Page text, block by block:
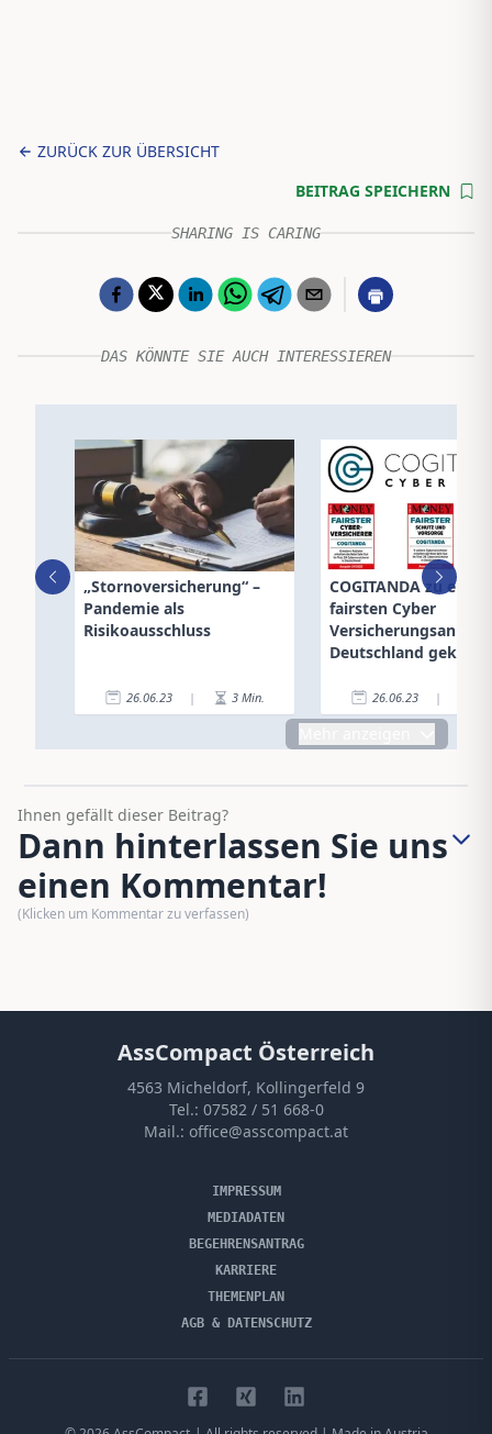
ZURÜCK ZUR ÜBERSICHT
BEITRAG SPEICHERN
SHARING IS CARING
DAS KÖNNTE SIE AUCH INTERESSIEREN
„Stornoversicherung“ –
Pandemie als
Risikoausschluss
26.06.23 | 3 Min.
COGITANDA zu
fairsten Cyber
Deutschland gekürt
26.06.23 |
Ihnen gefällt dieser Beitrag?
Dann hinterlassen Sie uns
einen Kommentar!
(Klicken um Kommentar zu verfassen)
AssCompact Österreich
4563 Micheldorf, Kollingerfeld 9
Tel.: 07582 / 51 668-0
Mail.: office@asscompact.at
IMPRESSUM
MEDIADATEN
BEGEHRENSANTRAG
KARRIERE
THEMENPLAN
AGB & DATENSCHUTZ